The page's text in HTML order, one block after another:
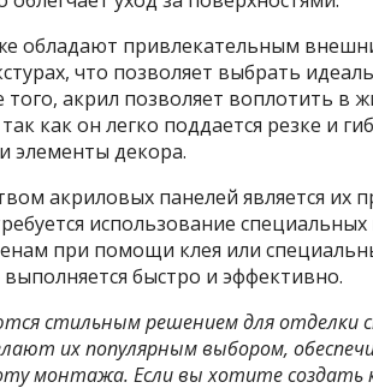
обладают привлекательным
что позволяет выбрать
того, акрил позволяет воплотить в
как он легко поддается резке и
элементы декора.
акриловых панелей является их
использование
при помощи клея или
быстро и эффективно.
стильным решением для отделки
их популярным выбором,
монтажа. Если вы хотите создать